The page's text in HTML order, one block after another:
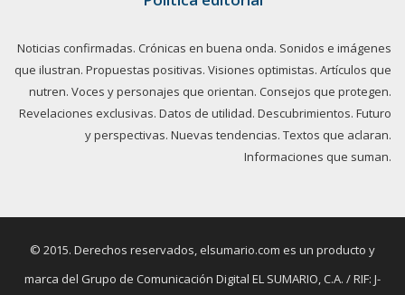
Noticias confirmadas. Crónicas en buena onda. Sonidos e imágenes
que ilustran. Propuestas positivas. Visiones optimistas. Artículos que
nutren. Voces y personajes que orientan. Consejos que protegen.
Revelaciones exclusivas. Datos de utilidad. Descubrimientos. Futuro
y perspectivas. Nuevas tendencias. Textos que aclaran.
Informaciones que suman.
© 2015. Derechos reservados, elsumario.com es un producto y
marca del Grupo de Comunicación Digital EL SUMARIO, C.A. / RIF: J-